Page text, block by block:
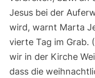
Jesus bei der
wird, warnt Marta
vierte Tag im Grab.
wir in der Kirche
dass die